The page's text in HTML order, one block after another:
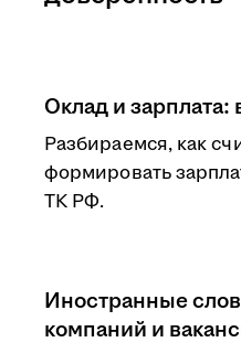
Оклад и зарплата:
Разбираемся, как
формировать
ТК РФ.
Иностранные
компаний и